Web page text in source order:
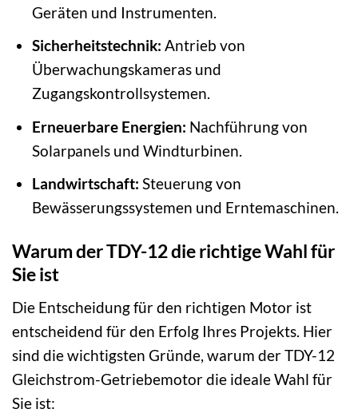
Geräten und Instrumenten.
Sicherheitstechnik: Antrieb von
Überwachungskameras und
Zugangskontrollsystemen.
Erneuerbare Energien: Nachführung von
Solarpanels und Windturbinen.
Landwirtschaft: Steuerung von
Bewässerungssystemen und Erntemaschinen.
Warum der TDY-12 die richtige Wahl für
Sie ist
Die Entscheidung für den richtigen Motor ist
entscheidend für den Erfolg Ihres Projekts. Hier
sind die wichtigsten Gründe, warum der TDY-12
Gleichstrom-Getriebemotor die ideale Wahl für
Sie ist: